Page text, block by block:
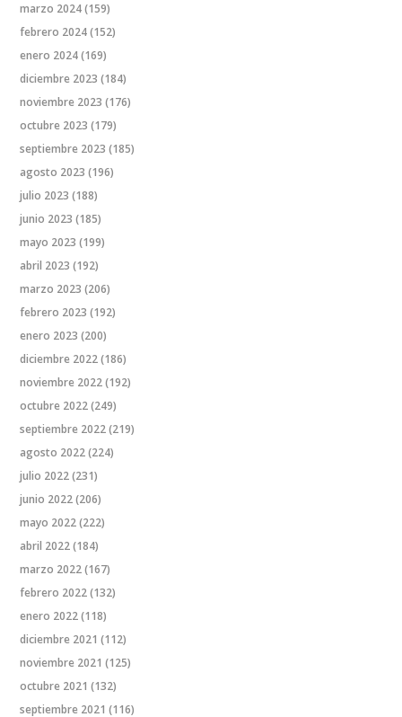
marzo 2024(159)
febrero 2024(152)
enero 2024(169)
diciembre 2023 (184)
noviembre 2023 (176)
octubre 2023 (179)
septiembre 2023 (185)
agosto 2023 (196)
julio 2023 (188)
junio 2023 (185)
mayo 2023 (199)
abril 2023 (192)
marzo 2023 (206)
febrero 2023 (192)
enero 2023 (200)
diciembre 2022(186)
noviembre 2022(192)
octubre 2022(249)
septiembre 2022(219)
agosto 2022(224)
julio 2022(231)
junio 2022(206)
mayo 2022(222)
abril 2022(184)
marzo 2022(167)
febrero 2022(132)
enero 2022(118)
diciembre 2021 (112)
noviembre 2021 (125)
octubre 2021 (132)
septiembre 2021 (116)